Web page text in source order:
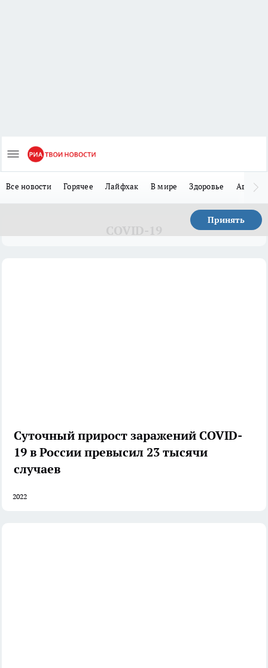
Все новости Горячее Лайфхак В мире Здоровье Авто
Принять
Суточный прирост заражений COVID-
19 в России превысил 23 тысячи
случаев
2022